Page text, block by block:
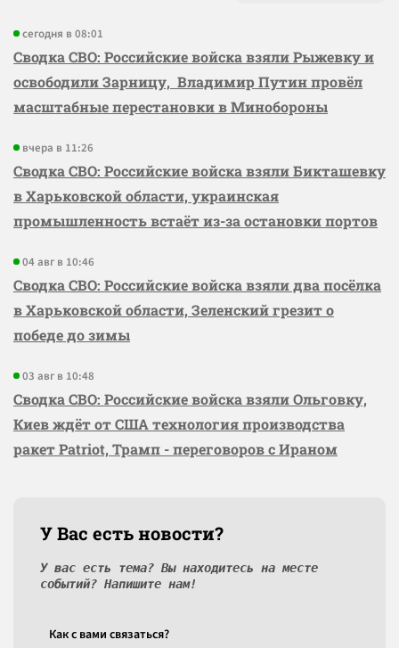
сегодня в 08:01
Сводка СВО: Российские войска взяли Рыжевку и
освободили Зарницу, Владимир Путин провёл
масштабные перестановки в Минобороны
вчера в 11:26
Сводка СВО: Российские войска взяли Бикташевку
в Харьковской области, украинская
промышленность встаёт из-за остановки портов
04 авг в 10:46
Сводка СВО: Российские войска взяли два посёлка
в Харьковской области, Зеленский грезит о
победе до зимы
03 авг в 10:48
Сводка СВО: Российские войска взяли Ольговку,
Киев ждёт от США технология производства
ракет Patriot, Трамп - переговоров с Ираном
У Вас есть новости?
У вас есть тема? Вы находитесь на месте
событий? Напишите нам!
Как c вами связаться?